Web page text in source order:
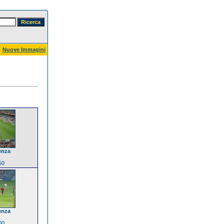
Nuove Immagini